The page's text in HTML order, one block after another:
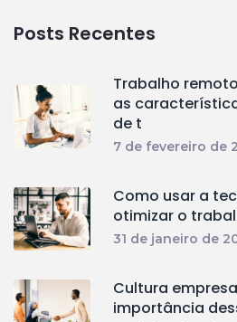
Posts Recentes
Trabalho
as
de t
7 de fevereiro de
Como usar a
otimizar o
31 de janeiro de
Cultura
importância